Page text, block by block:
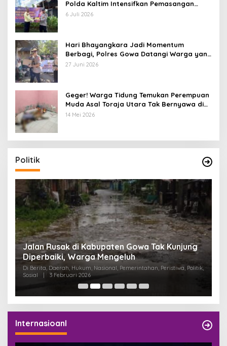
Polda Kaltim Intensifkan Pemasangan
Spanduk serta Pembagian Stiker
6 Juli 2026
Hari Bhayangkara Jadi Momentum
Berbagi, Polres Gowa Datangi Warga yang
Membutuhkan
27 Juni 2026
Geger! Warga Tidung Temukan Perempuan
Muda Asal Toraja Utara Tak Bernyawa di
Kamar Kos
14 Mei 2026
Politik
Jalan Rusak di Kabupaten Gowa Tak Kunjung
Diperbaiki, Warga Mengeluh
Di Berita, Daerah, Hukum, Nasional, Pemerintahan, Peristiwa, Politik,
Sosial
| 3 Februari 2026
Internasioanl